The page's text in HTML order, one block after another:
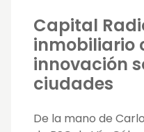
Capital
inmobiliario
innovación
ciudades
De la mano de